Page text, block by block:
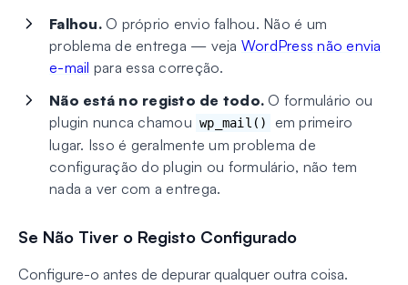
Falhou.O próprio envio falhou. Não é um
problema de entrega — veja WordPress não envia
e-mail para essa correção.
Não está no registo de todo. O formulário ou
plugin nunca chamou wp_mail()
em primeiro
lugar. Isso é geralmente um problema de
configuração do plugin ou formulário, não tem
nada a ver com a entrega.
Se Não Tiver o Registo Configurado
Configure-o antes de depurar qualquer outra coisa.